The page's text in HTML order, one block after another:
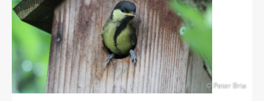
© Peter Bria